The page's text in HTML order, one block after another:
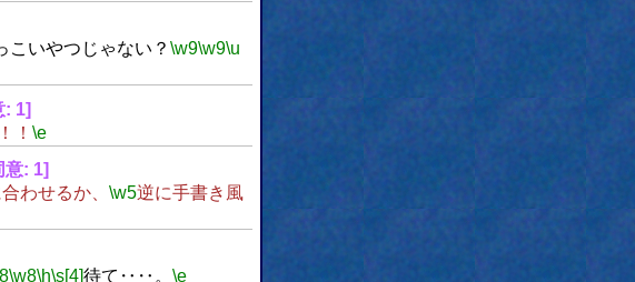
こいやつじゃない？ \w9\w9\u
: 1]
！ \e
意: 1]
わせるか、 \w5逆に手書き風
\w8\h\s[4]待て‥‥。 \e